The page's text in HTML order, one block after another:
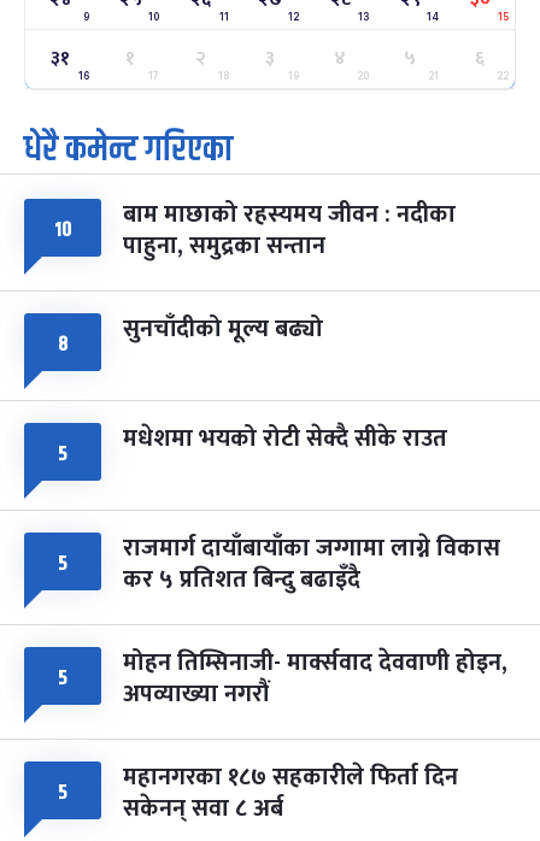
२५
मंगल
ग्याल्पो ल्होसार
फाल्गुन २५, २०८३ Mar 9, 2027
७ महिना बाँकी
७
आइत
पूर्णिमा व्रत
चैत्र ७, २०८३-Mar 21, 2027
८ फागुपूर्णिमा
चैत्र ८, २०८३-Mar 22, 2027
७ महिना बाँकी
9 10 11 12 13 14 15
३१
16
१
17
२
18
३
19
४
20
५
21
६
22
धेरै कमेन्ट गरिएका
१० बाम माछाको रहस्यमय जीवन : नदीका
पाहुना, समुद्रका सन्तान
८ सुनचाँदीको मूल्य बढ्यो
५ मधेशमा भयको रोटी सेक्दै सीके राउत
५ राजमार्ग दायाँबायाँका जग्गामा लाग्ने विकास
कर ५ प्रतिशत बिन्दु बढाइँदै
५ मोहन तिम्सिनाजी- मार्क्सवाद देववाणी होइन,
अपव्याख्या नगरौं
५ महानगरका १८७ सहकारीले फिर्ता दिन
सकेनन् सवा ८ अर्ब